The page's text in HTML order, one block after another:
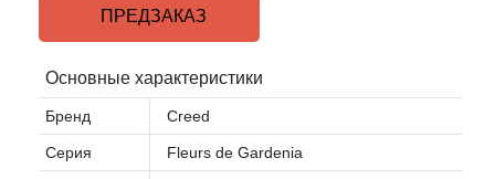
ПРЕДЗАКАЗ
Основные характеристики
Бренд Creed
Серия Fleurs de Gardenia
Adidas
Aedes de Venustas
Aerin Lauder